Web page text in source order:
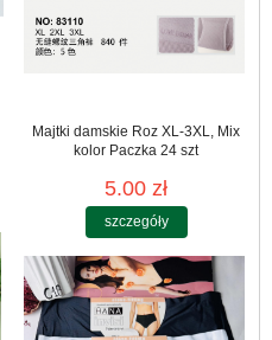
Majtki damskie Roz XL-3XL, Mix
kolor Paczka 24 szt
5.00 zł
szczegóły